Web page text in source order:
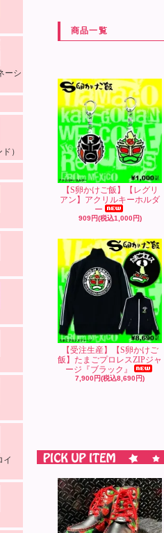
ーシ
）
イ
商品一覧
【S卵かけご飯】【レグリ
アン】アクリルキーホルダ
ー
909円(税込1,000円)
【受注生産】【S卵かけご
飯】たまごプロレスZIPジャ
ージ『ブラック』
7,900円(税込8,690円)